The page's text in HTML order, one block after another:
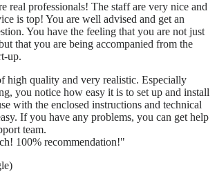
real professionals! The staff are very nice and
is top! You are well advised and get an
You have the feeling that you are not just
that you are being accompanied from the
up.
high quality and very realistic. Especially
you notice how easy it is to set up and install
with the enclosed instructions and technical
If you have any problems, you can get help
team.
100% recommendation!"